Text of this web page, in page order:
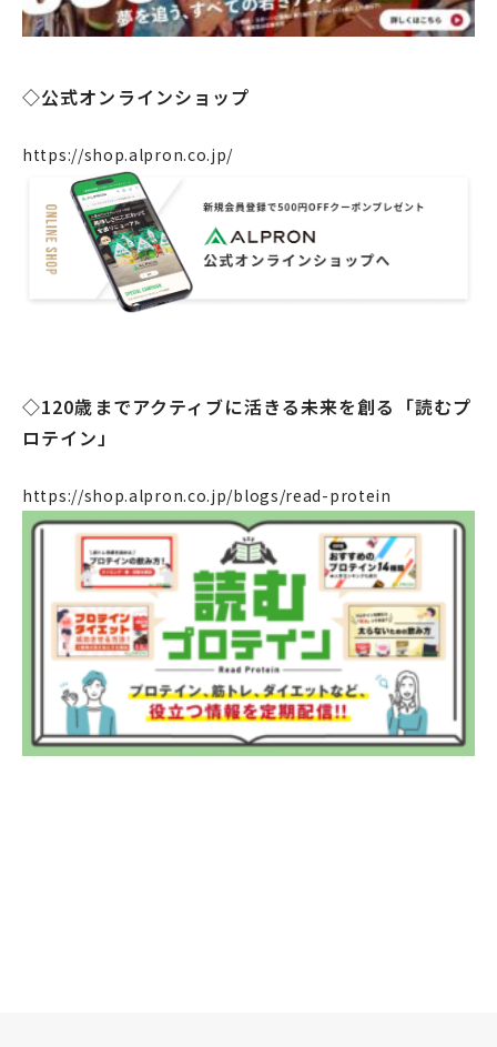
ニュース
法人のお客様
◇公式オンラインショップ
https://shop.alpron.co.jp/
◇120歳までアクティブに活きる未来を創る「読むプ
ロテイン」
https://shop.alpron.co.jp/blogs/read-protein